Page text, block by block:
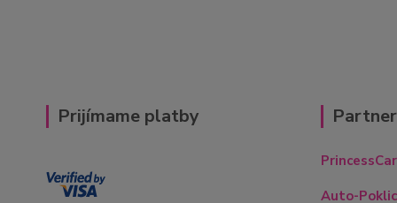
Prijímame platby
Auto-